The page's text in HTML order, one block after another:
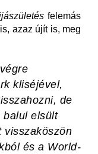
felemás
azaz újít is, meg
kliséjével,
de
balul elsült
visszaköszön
ból és a World-